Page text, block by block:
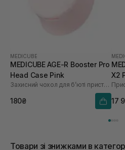
MEDICUBE
MEDICUBE AGE-R Booster Pro
Head Case Pink
Захисний чохол для бʼюті пристрою
180₴
X2
17
Товари зі знижками в